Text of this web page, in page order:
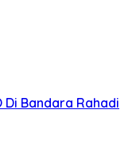
Di Bandara Rahadi